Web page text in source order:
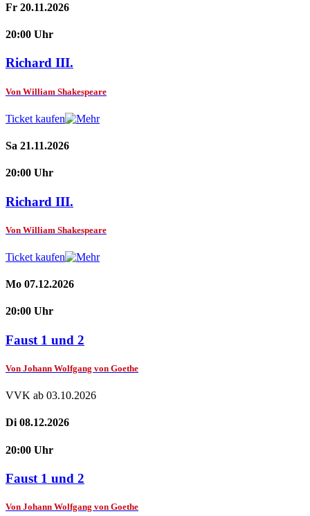
Fr 20.11.2026
20:00 Uhr
Richard III.
Von William Shakespeare
Ticket kaufen
Sa 21.11.2026
20:00 Uhr
Richard III.
Von William Shakespeare
Ticket kaufen
Mo 07.12.2026
20:00 Uhr
Faust 1 und 2
Von Johann Wolfgang von Goethe
VVK ab 03.10.2026
Di 08.12.2026
20:00 Uhr
Faust 1 und 2
Von Johann Wolfgang von Goethe